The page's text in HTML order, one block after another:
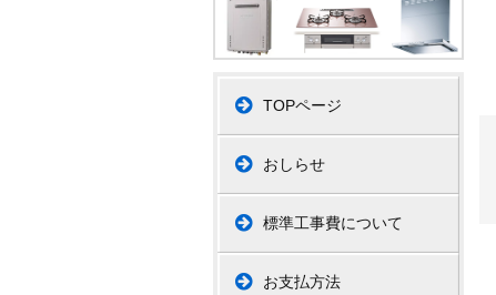
TOPページ
おしらせ
標準工事費について
お支払方法